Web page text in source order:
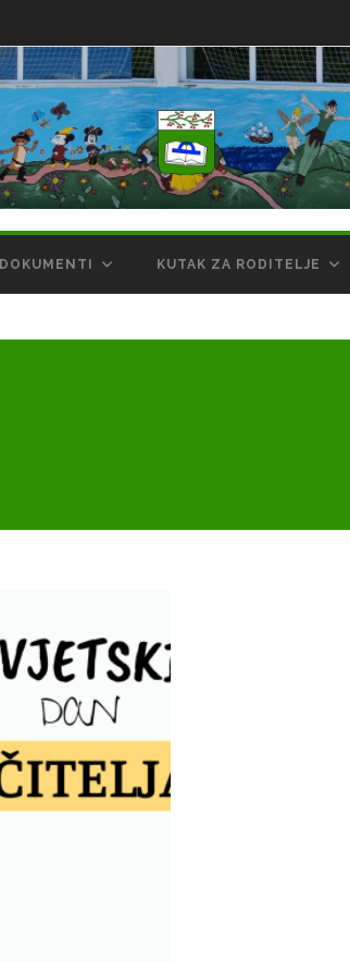
DOKUMENTI KUTAK ZA RODITELJE